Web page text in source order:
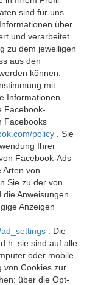
sind für uns
über
und verarbeitet
zu dem jeweiligen
aus den
können.
mit
Informationen
Facebook-
Facebooks
policy
. Sie
Ihrer
Facebook-Ads
Arten von
Sie zu der von
Anweisungen
Anzeigen
. Die
sie sind auf alle
oder mobile
von Cookies zur
über die Opt-